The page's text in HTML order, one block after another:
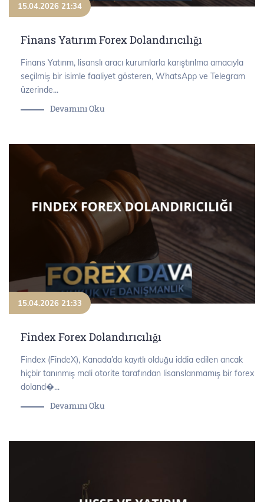
15.04.2026 21:34
Finans Yatırım Forex Dolandırıcılığı
Finans Yatırım, lisanslı aracı kurumlarla karıştırılma amacıyla
seçilmiş bir isimle faaliyet gösteren, WhatsApp ve Telegram
üzerinde...
Devamını Oku
15.04.2026 21:33
Findex Forex Dolandırıcılığı
Findex (FindeX), Kanada’da kayıtlı olduğu iddia edilen ancak
hiçbir tanınmış mali otorite tarafından lisanslanmamış bir forex
doland�...
Devamını Oku